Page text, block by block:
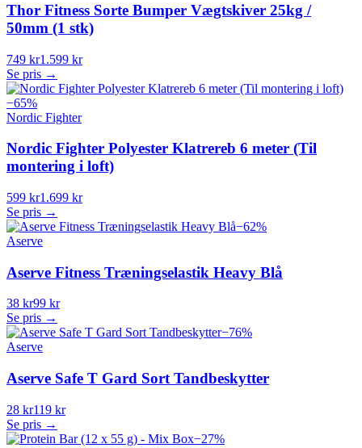
Thor Fitness Sorte Bumper Vægtskiver 25kg /
50mm (1 stk)
749 kr1.599 kr
Se pris →
−65%
Nordic Fighter
Nordic Fighter Polyester Klatrereb 6 meter (Til
montering i loft)
599 kr1.699 kr
Se pris →
−62%
Aserve
Aserve Fitness Træningselastik Heavy Blå
38 kr99 kr
Se pris →
−76%
Aserve
Aserve Safe T Gard Sort Tandbeskytter
28 kr119 kr
Se pris →
−27%